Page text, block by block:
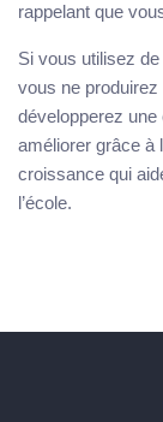
rappelant que
Si vous utilisez
vous ne
développerez
améliorer grâce à
croissance qui
l’école.